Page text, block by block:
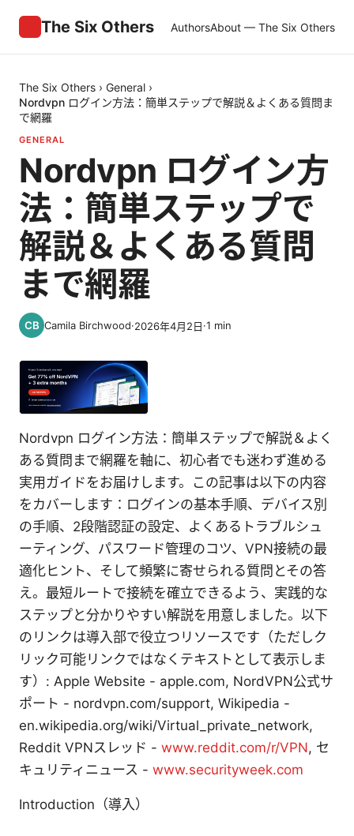
The Six Others AuthorsAbout — The Six Others
The Six Others › General ›
Nordvpn ログイン方法：簡単ステップで解説＆よくある質問ま
で網羅
GENERAL
Nordvpn ログイン方
法：簡単ステップで
解説＆よくある質問
まで網羅
Camila Birchwood·2026年4月2日·1 min
Nordvpn ログイン方法：簡単ステップで解説＆よく
ある質問まで網羅を軸に、初心者でも迷わず進める
実用ガイドをお届けします。この記事は以下の内容
をカバーします：ログインの基本手順、デバイス別
の手順、2段階認証の設定、よくあるトラブルシュ
ーティング、パスワード管理のコツ、VPN接続の最
適化ヒント、そして頻繁に寄せられる質問とその答
え。最短ルートで接続を確立できるよう、実践的な
ステップと分かりやすい解説を用意しました。以下
のリンクは導入部で役立つリソースです（ただしク
リック可能リンクではなくテキストとして表示しま
す）: Apple Website - apple.com, NordVPN公式サ
ポート - nordvpn.com/support, Wikipedia -
en.wikipedia.org/wiki/Virtual_private_network,
Reddit VPNスレッド - www.reddit.com/r/VPN, セ
キュリティニュース - www.securityweek.com
Introduction（導入）